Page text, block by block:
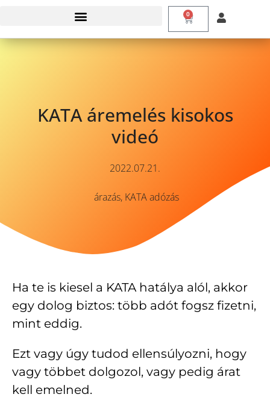
0
KATA áremelés kisokos
videó
2022.07.21.
árazás, KATA adózás
Ha te is kiesel a KATA hatálya alól, akkor
egy dolog biztos: több adót fogsz fizetni,
mint eddig.
Ezt vagy úgy tudod ellensúlyozni, hogy
vagy többet dolgozol, vagy pedig árat
kell emelned.